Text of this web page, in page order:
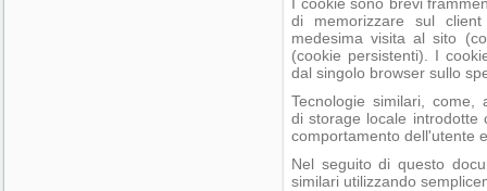
di memorizzare sul
medesima visita al sito
(cookie persistenti). I
dal singolo browser sullo
Tecnologie similari,
di storage locale introdotte
comportamento dell'utente
Nel seguito di questo
similari utilizzando